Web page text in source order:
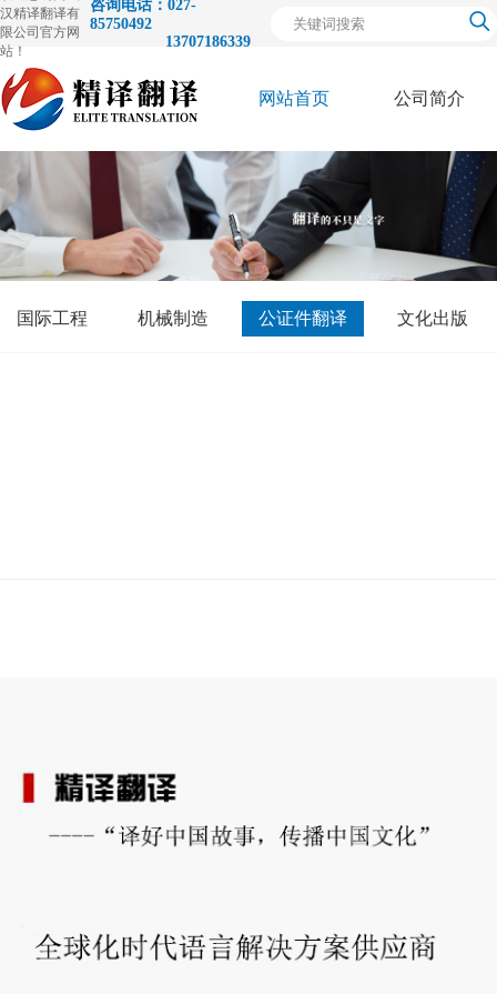
汉精译翻译有
限公司官方网
站！
咨询电话：027-
85750492
13707186339
网站首页 公司简介
于
我
国际工程 机械制造 公证件翻译 文化出版